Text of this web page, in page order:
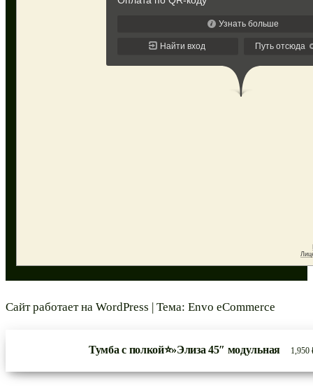
Сайт работает на WordPress | Тема: Envo eCommerce
Тумба с полкой⭐»Элиза 45″ модульная 1,950